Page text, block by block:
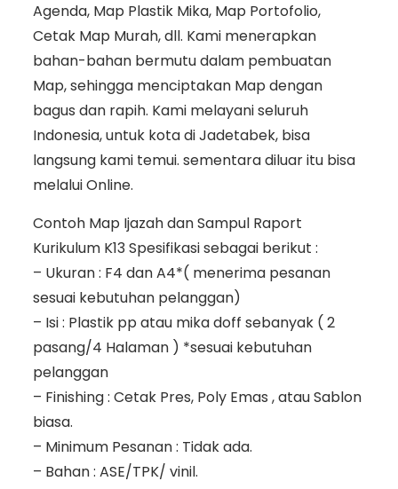
Agenda, Map Plastik Mika, Map Portofolio,
Cetak Map Murah, dll. Kami menerapkan
bahan-bahan bermutu dalam pembuatan
Map, sehingga menciptakan Map dengan
bagus dan rapih. Kami melayani seluruh
Indonesia, untuk kota di Jadetabek, bisa
langsung kami temui. sementara diluar itu bisa
melalui Online.
Contoh Map Ijazah dan Sampul Raport
Kurikulum K13 Spesifikasi sebagai berikut :
– Ukuran : F4 dan A4*( menerima pesanan
sesuai kebutuhan pelanggan)
– Isi : Plastik pp atau mika doff sebanyak ( 2
pasang/4 Halaman ) *sesuai kebutuhan
pelanggan
– Finishing : Cetak Pres, Poly Emas , atau Sablon
biasa.
– Minimum Pesanan : Tidak ada.
– Bahan : ASE/TPK/ vinil.